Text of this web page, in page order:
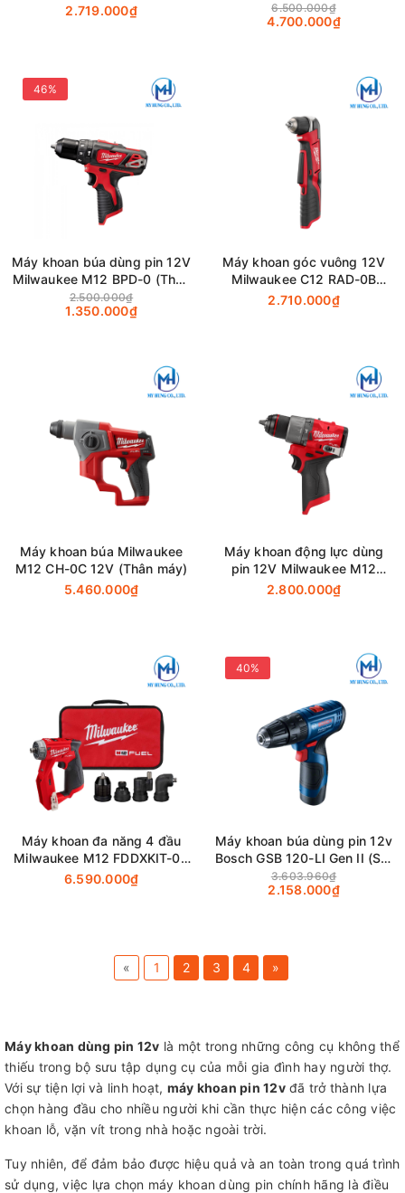
2.719.000₫
6.500.000₫
4.700.000₫
46%
Máy khoan búa dùng pin 12V
Milwaukee M12 BPD-0 (Thân
máy)
2.500.000₫
1.350.000₫
Máy khoan góc vuông 12V
Milwaukee C12 RAD-0B
(Thân máy)
2.710.000₫
Máy khoan búa Milwaukee
M12 CH-0C 12V (Thân máy)
5.460.000₫
Máy khoan động lực dùng
pin 12V Milwaukee M12
FPD2-0 (Thân máy)
2.800.000₫
Máy khoan đa năng 4 đầu
Milwaukee M12 FDDXKIT-0X
12V (Thân máy)
6.590.000₫
40%
Máy khoan búa dùng pin 12v
Bosch GSB 120-LI Gen II (Set
1 pin)
3.603.960₫
2.158.000₫
« 1 2 3 4 »
Máy khoan dùng pin 12v là một trong những công cụ không thể
thiếu trong bộ sưu tập dụng cụ của mỗi gia đình hay người thợ.
Với sự tiện lợi và linh hoạt, máy khoan pin 12vđã trở thành lựa
chọn hàng đầu cho nhiều người khi cần thực hiện các công việc
khoan lỗ, vặn vít trong nhà hoặc ngoài trời.
Tuy nhiên, để đảm bảo được hiệu quả và an toàn trong quá trình
sử dụng, việc lựa chọn máy khoan dùng pin chính hãng là điều